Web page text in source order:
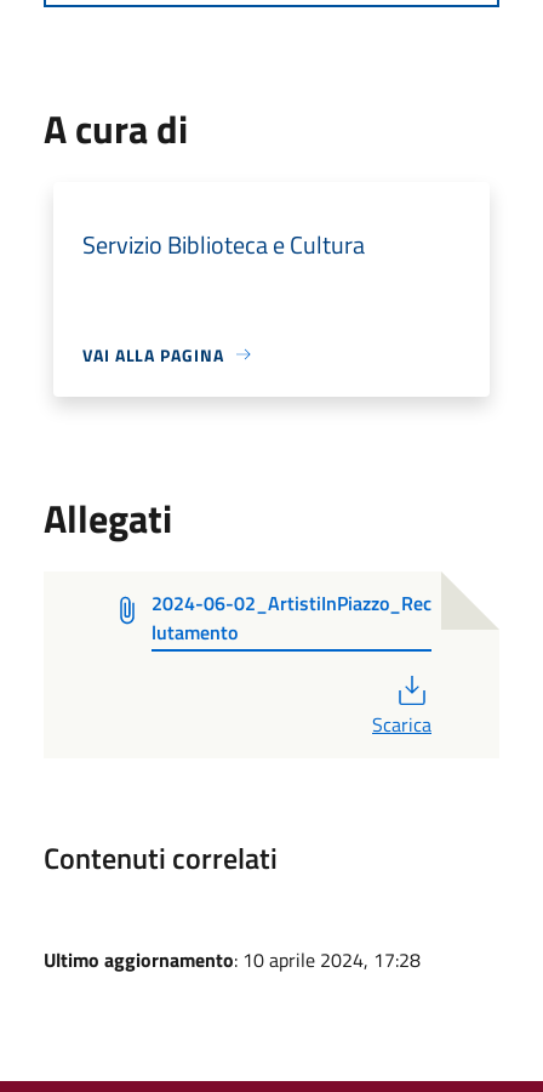
A cura di
Servizio Biblioteca e Cultura
VAI ALLA PAGINA
Allegati
2024-06-02_ArtistiInPiazzo_Rec
lutamento
Scarica
Contenuti correlati
Ultimo aggiornamento: 10 aprile 2024, 17:28